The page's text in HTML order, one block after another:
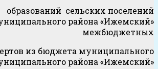
образований сельских поселений
района «Ижемский»
межбюджетных
из бюджета муниципального
района «Ижемский»